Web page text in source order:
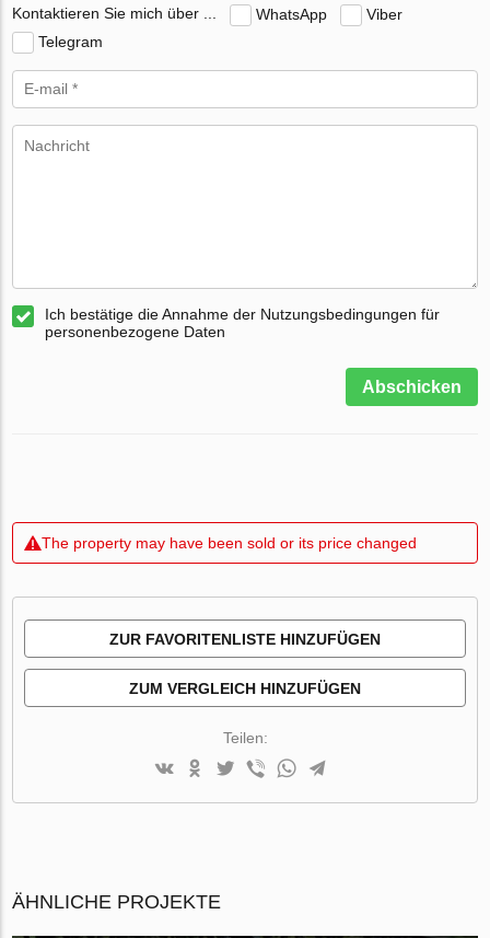
Kontaktieren Sie mich über ... WhatsApp
Viber
Telegram
Ich bestätige die Annahme der Nutzungsbedingungen für
personenbezogene Daten
Abschicken
The property may have been sold or its price changed
ZUR FAVORITENLISTE HINZUFÜGEN
ZUM VERGLEICH HINZUFÜGEN
Teilen:
ÄHNLICHE PROJEKTE